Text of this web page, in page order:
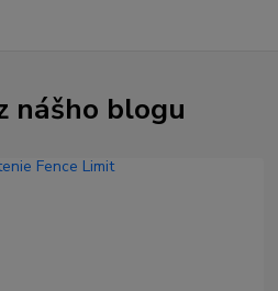
nášho blogu